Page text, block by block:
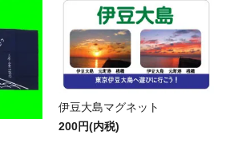
伊豆大島マグネット
200円(内税)